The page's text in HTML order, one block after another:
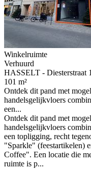
Winkelruimte
Verhuurd
HASSELT - Diesterstraat
101 m²
Ontdek dit pand met
handelsgelijkvloers
een...
Ontdek dit pand met
handelsgelijkvloers
een topligging, recht
"Sparkle" (feestartikelen)
Coffee". Een locatie die
ruimte is p...